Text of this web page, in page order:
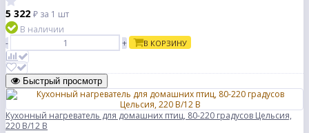
5 322 ₽ за 1 шт
В наличии
-
+ В КОРЗИНУ
Быстрый просмотр
Кухонный нагреватель для домашних птиц, 80-220 градусов Цельсия,
220 В/12 В